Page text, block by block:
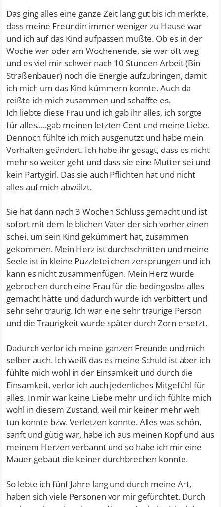
Das ging alles eine ganze Zeit lang gut bis ich merkte,
dass meine Freundin immer weniger zu Hause war
und ich auf das Kind aufpassen mußte. Ob es in der
Woche war oder am Wochenende, sie war oft weg
und es viel mir schwer nach 10 Stunden Arbeit (Bin
Straßenbauer) noch die Energie aufzubringen, damit
ich mich um das Kind kümmern konnte. Auch da
reißte ich mich zusammen und schaffte es.
Ich liebte diese Frau und ich gab ihr alles, ich sorgte
für alles.....gab meinen letzten Cent und meine Liebe.
Dennoch fühlte ich mich ausgenutzt und habe mein
Verhalten geändert. Ich habe ihr gesagt, dass es nicht
mehr so weiter geht und dass sie eine Mutter sei und
kein Partygirl. Das sie auch Pflichten hat und nicht
alles auf mich abwälzt.
Sie hat dann nach 3 Wochen Schluss gemacht und ist
sofort mit dem leiblichen Vater der sich vorher einen
schei. um sein Kind gekümmert hat, zusammen
gekommen. Mein Herz ist durchschnitten und meine
Seele ist in kleine Puzzleteilchen zersprungen und ich
kann es nicht zusammenfügen. Mein Herz wurde
gebrochen durch eine Frau für die bedingoslos alles
gemacht hätte und dadurch wurde ich verbittert und
sehr sehr traurig. Ich war eine sehr traurige Person
und die Traurigkeit wurde später durch Zorn ersetzt.
Dadurch verlor ich meine ganzen Freunde und mich
selber auch. Ich weiß das es meine Schuld ist aber ich
fühlte mich wohl in der Einsamkeit und durch die
Einsamkeit, verlor ich auch jedenliches Mitgefühl für
alles. In mir war keine Liebe mehr und ich fühlte mich
wohl in diesem Zustand, weil mir keiner mehr weh
tun konnte bzw. Verletzen konnte. Alles was schön,
sanft und gütig war, habe ich aus meinen Kopf und aus
meinem Herzen verbannt und so habe ich mir eine
Mauer gebaut die keiner durchbrechen konnte.
So lebte ich fünf Jahre lang und durch meine Art,
haben sich viele Personen vor mir gefürchtet. Durch